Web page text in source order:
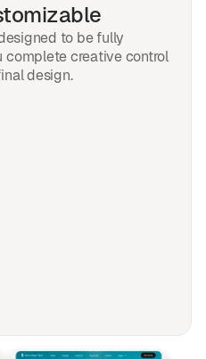
to be fully
creative control
design.